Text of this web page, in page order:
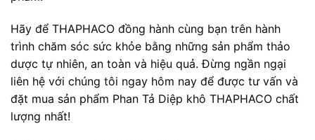
Hãy để THAPHACO đồng hành cùng bạn trên hành
trình chăm sóc sức khỏe bằng những sản phẩm thảo
dược tự nhiên, an toàn và hiệu quả. Đừng ngần ngại
liên hệ với chúng tôi ngay hôm nay để được tư vấn và
đặt mua sản phẩm Phan Tả Diệp khô THAPHACO chất
lượng nhất!